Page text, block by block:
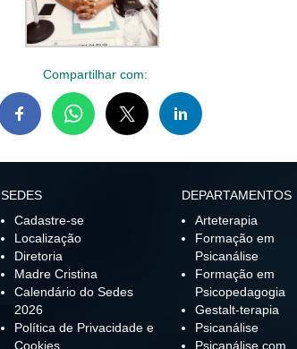
Compartilhar com:
SEDES
Cadastre-se
Localização
Diretoria
Madre Cristina
Calendário do Sedes
2026
Política de Privacidade e
Cookies
DEPARTAMENTOS
Arteterapia
Formação em
Psicanálise
Formação em
Psicopedagogia
Gestalt-terapia
Psicanálise
Psicanálise com